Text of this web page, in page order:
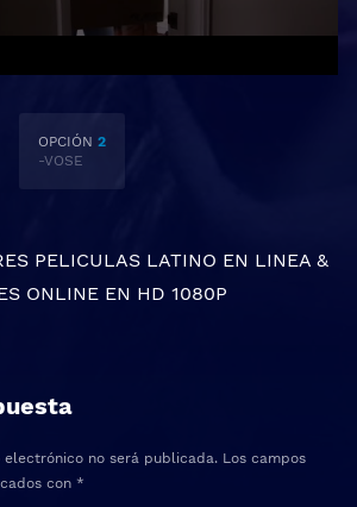
OPCIÓN 2
-VOSE
PELICULAS LATINO EN LINEA &
ONLINE EN HD 1080P
no será publicada. Los campos
con *